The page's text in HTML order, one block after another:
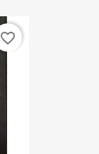
favorite_border